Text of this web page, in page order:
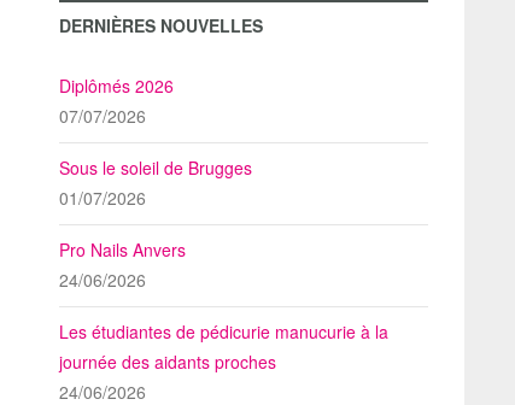
DERNIÈRES NOUVELLES
Diplômés 2026
07/07/2026
Sous le soleil de Brugges
01/07/2026
Pro Nails Anvers
24/06/2026
Les étudiantes de pédicurie manucurie à la
journée des aidants proches
24/06/2026